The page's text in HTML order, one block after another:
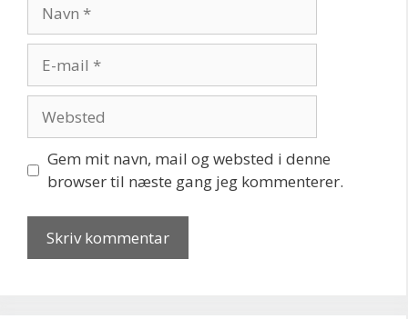
mail
Gem mit navn, mail og websted i denne
browser til næste gang jeg kommenterer.